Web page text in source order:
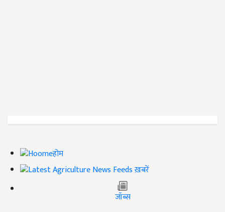
होम
ख़बरें
जॉब्स